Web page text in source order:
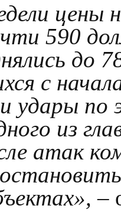
цены
590
до
с
удары
из
атак
–